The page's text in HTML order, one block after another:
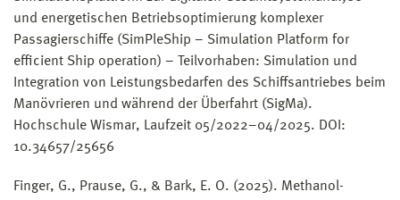
und energetischen Betriebsoptimierung komplexer
Passagierschiffe (SimPleShip – Simulation Platform for
efficient Ship operation) – Teilvorhaben: Simulation und
Integration von Leistungsbedarfen des Schiffsantriebes beim
Manövrieren und während der Überfahrt (SigMa).
Hochschule Wismar, Laufzeit 05/2022–04/2025. DOI:
10.34657/25656
Finger, G., Prause, G., & Bark, E. O. (2025). Methanol-